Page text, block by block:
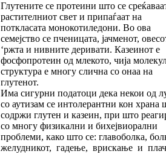
Глутените се протеини што се
растителниот свет и припаѓаат на
поткласата монокотиледони. Во ова
семејство се пченицата, јачменот,
‘ржта и нивните деривати. Казеинот е
фосфопротеин од млекото, чија
структура е многу слична со онаа на
глутенот.
Има сигурни податоци дека некои од
со аутизам се интолерантни кон храна
содржи глутен и казеин, при што
со многу физикални и бихејвиорални
проблеми, како што се: главоболка,
желудникот, гадење, врискање и